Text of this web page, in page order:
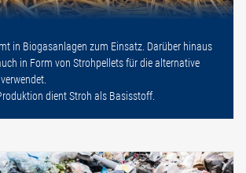
in Biogasanlagen zum Einsatz. Darüber hinaus
in Form von Strohpellets für die alternative
dient Stroh als Basisstoff.